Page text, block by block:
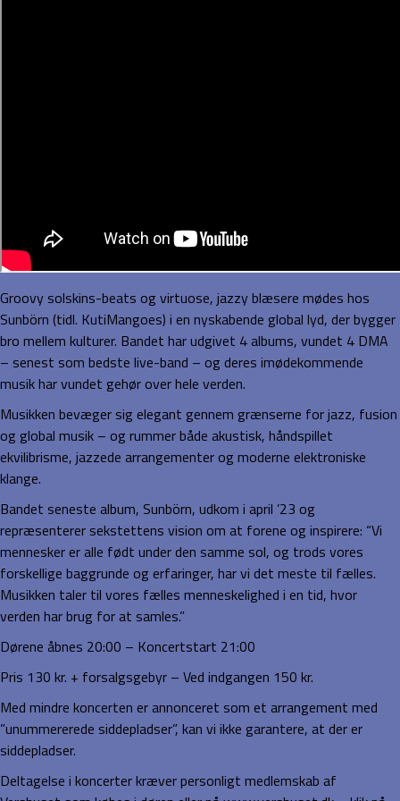
Groovy solskins-beats og virtuose, jazzy blæsere mødes hos
Sunbörn (tidl. KutiMangoes) i en nyskabende global lyd, der bygger
bro mellem kulturer. Bandet har udgivet 4 albums, vundet 4 DMA
– senest som bedste live-band – og deres imødekommende
musik har vundet gehør over hele verden.
Musikken bevæger sig elegant gennem grænserne for jazz, fusion
og global musik – og rummer både akustisk, håndspillet
ekvilibrisme, jazzede arrangementer og moderne elektroniske
klange.
Bandet seneste album, Sunbörn, udkom i april ’23 og
repræsenterer sekstettens vision om at forene og inspirere: “Vi
mennesker er alle født under den samme sol, og trods vores
forskellige baggrunde og erfaringer, har vi det meste til fælles.
Musikken taler til vores fælles menneskelighed i en tid, hvor
verden har brug for at samles.”
Dørene åbnes 20:00 – Koncertstart 21:00
Pris 130 kr. + forsalgsgebyr – Ved indgangen 150 kr.
Med mindre koncerten er annonceret som et arrangement med
”unummererede siddepladser”, kan vi ikke garantere, at der er
siddepladser.
Deltagelse i koncerter kræver personligt medlemskab af